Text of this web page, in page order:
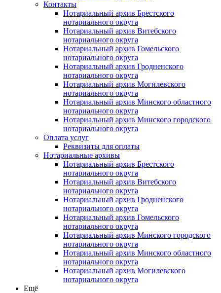
Контакты
Нотариальный архив Брестского
нотариального округа
Нотариальный архив Витебского
нотариального округа
Нотариальный архив Гомельского
нотариального округа
Нотариальный архив Гродненского
нотариального округа
Нотариальный архив Могилевского
нотариального округа
Нотариальный архив Минского областного
нотариального округа
Нотариальный архив Минского городского
нотариального округа
Оплата услуг
Реквизиты для оплаты
Нотариальные архивы
Нотариальный архив Брестского
нотариального округа
Нотариальный архив Витебского
нотариального округа
Нотариальный архив Гродненского
нотариального округа
Нотариальный архив Гомельского
нотариального округа
Нотариальный архив Минского городского
нотариального округа
Нотариальный архив Минского областного
нотариального округа
Нотариальный архив Могилевского
нотариального округа
Ещё